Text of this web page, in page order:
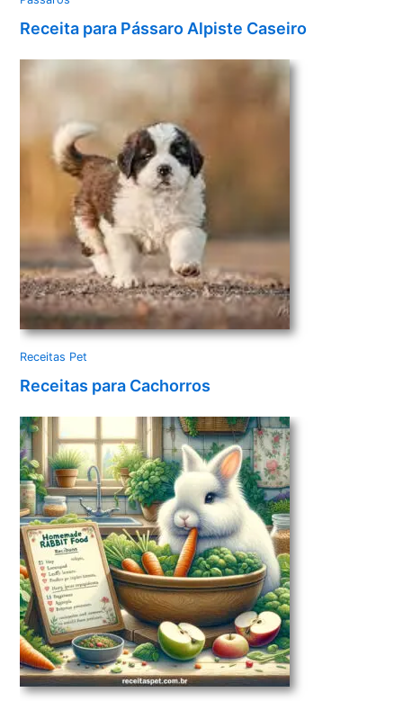
Receita para Pássaro Alpiste Caseiro
Receitas Pet
Receitas para Cachorros